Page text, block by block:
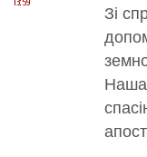
Зі
Наша